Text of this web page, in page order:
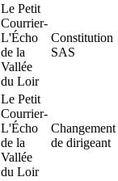
Le Petit
Courrier-
L'Écho
de la
Vallée
du Loir
Constitution
SAS
Le Petit
Courrier-
L'Écho
de la
Vallée
du Loir
Changement
de dirigeant